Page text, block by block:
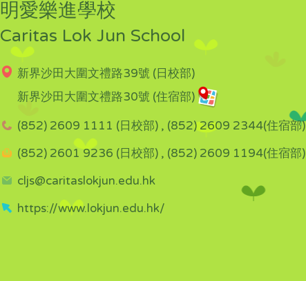
明愛樂進學校
Caritas Lok Jun School
新界沙田大圍文禮路39號 (日校部)
新界沙田大圍文禮路30號 (住宿部)
(852) 2609 1111 (日校部) , (852) 2609 2344(住宿部)
(852) 2601 9236 (日校部) , (852) 2609 1194(住宿部)
cljs@caritaslokjun.edu.hk
https://www.lokjun.edu.hk/